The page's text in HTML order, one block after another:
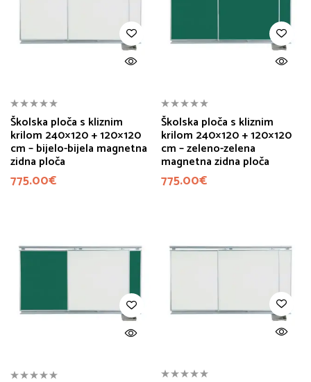
Školska ploča s kliznim
krilom 240×120 + 120×120
cm – bijelo-bijela magnetna
zidna ploča
775.00€
Školska ploča s kliznim
krilom 240×120 + 120×120
cm – zeleno-zelena
magnetna zidna ploča
775.00€